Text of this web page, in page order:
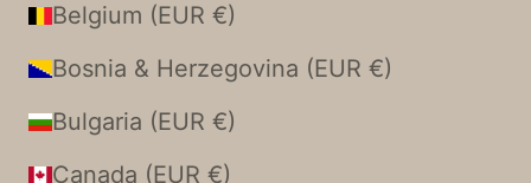
Belgium (EUR €)
Bosnia & Herzegovina (EUR €)
Bulgaria (EUR €)
Canada (EUR €)